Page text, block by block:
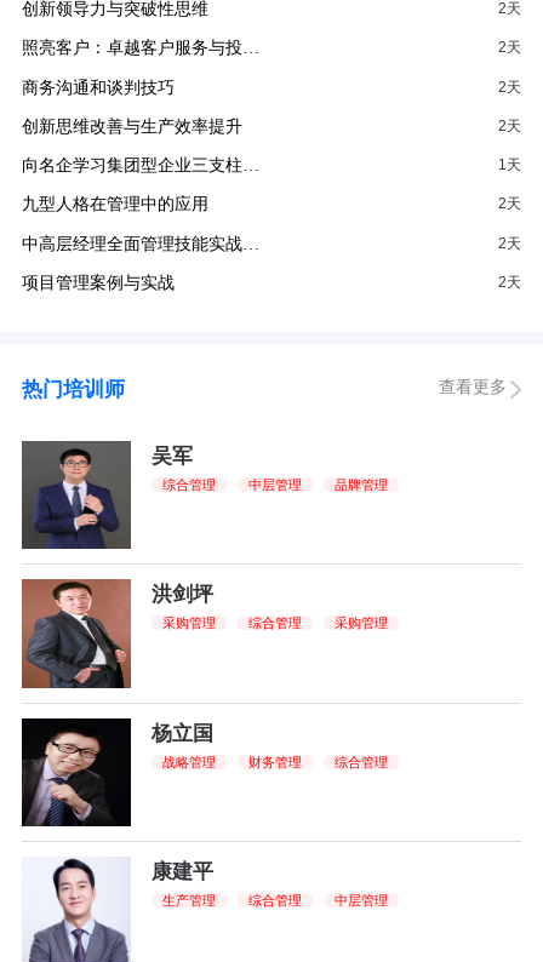
创新领导力与突破性思维 2天
照亮客户：卓越客户服务与投… 2天
商务沟通和谈判技巧 2天
创新思维改善与生产效率提升 2天
向名企学习集团型企业三支柱… 1天
九型人格在管理中的应用 2天
中高层经理全面管理技能实战… 2天
项目管理案例与实战 2天
热门培训师 查看更多
吴军
综合管理 中层管理 品牌管理
洪剑坪
采购管理 综合管理 采购管理
杨立国
战略管理 财务管理 综合管理
康建平
生产管理 综合管理 中层管理